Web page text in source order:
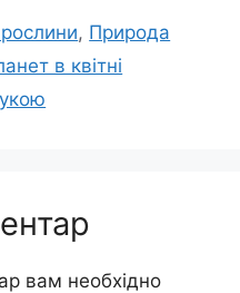
рослини, Природа
в квітні
вам необхідно